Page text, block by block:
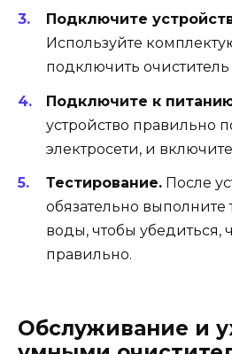
Подключите
Используйте
подключить
Подключите к
устройство правильно
электросети, и
Тестирование. После
обязательно выполните
воды, чтобы убедиться,
правильно.
Обслуживание и